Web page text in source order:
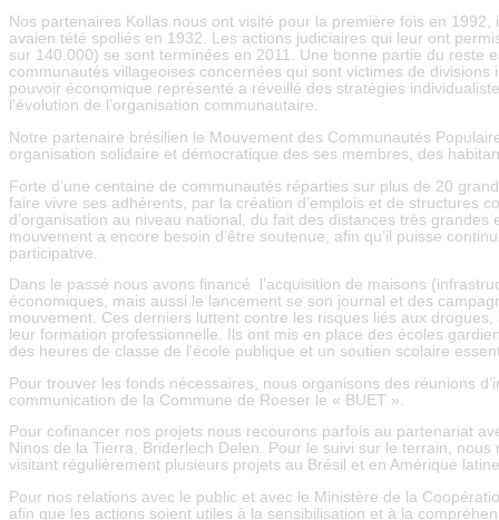
Nos partenaires Kollas nous ont visité pour la première fois en
avaien tété spoliés en 1932. Les actions judiciaires qui leur ont
sur 140.000) se sont terminées en 2011. Une bonne partie du reste
communautés villageoises concernées qui sont victimes de
pouvoir économique représenté a réveillé des stratégies
l’évolution de l’organisation communautaire.
Notre partenaire brésilien le Mouvement des Communautés
organisation solidaire et démocratique des ses membres, des
Forte d’une centaine de communautés réparties sur plus de 20
faire vivre ses adhérents, par la création d’emplois et de structures
d’organisation au niveau national, du fait des distances très
mouvement a encore besoin d’être soutenue, afin qu’il puisse
participative.
Dans le passé nous avons financé l’acquisition de maisons
économiques, mais aussi le lancement se son journal et des
mouvement. Ces derniers luttent contre les risques liés aux
leur formation professionnelle. Ils ont mis en place des écoles
des heures de classe de l’école publique et un soutien scolaire
Pour trouver les fonds nécessaires, nous organisons des réunions
communication de la Commune de Roeser le « BUET ».
Pour cofinancer nos projets nous recourons parfois au partenariat
Ninos de la Tierra, Briderlech Delen. Pour le suivi sur le terrain,
visitant régulièrement plusieurs projets au Brésil et en Amérique
Pour nos relations avec le public et avec le Ministère de la
afin que les actions soient utiles à la sensibilisation et à la